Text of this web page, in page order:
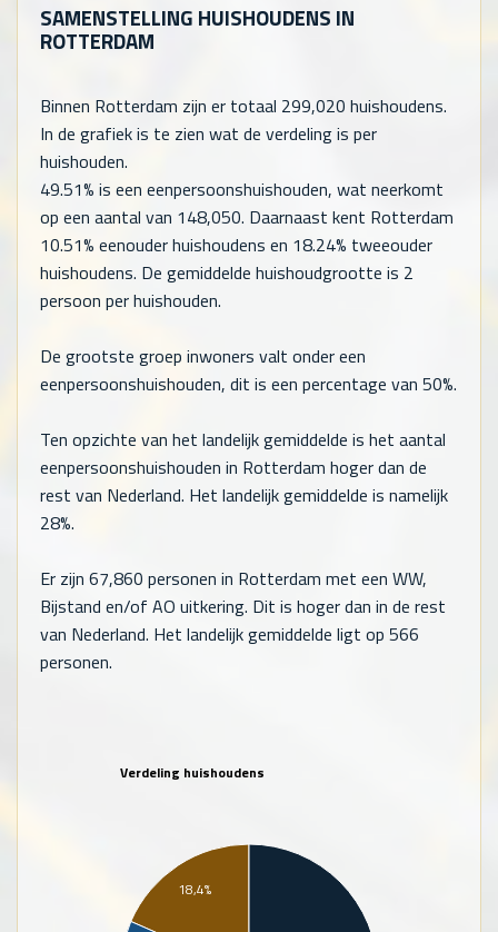
SAMENSTELLING HUISHOUDENS IN
ROTTERDAM
Binnen Rotterdam zijn er totaal 299,020 huishoudens.
In de grafiek is te zien wat de verdeling is per
huishouden.
49.51% is een eenpersoonshuishouden, wat neerkomt
op een aantal van 148,050. Daarnaast kent Rotterdam
10.51% eenouder huishoudens en 18.24% tweeouder
huishoudens. De gemiddelde huishoudgrootte is 2
persoon per huishouden.
De grootste groep inwoners valt onder een
eenpersoonshuishouden, dit is een percentage van 50%.
Ten opzichte van het landelijk gemiddelde is het aantal
eenpersoonshuishouden in Rotterdam hoger dan de
rest van Nederland. Het landelijk gemiddelde is namelijk
28%.
Er zijn 67,860 personen in Rotterdam met een WW,
Bijstand en/of AO uitkering. Dit is hoger dan in de rest
van Nederland. Het landelijk gemiddelde ligt op 566
personen.
Verdeling huishoudens
18,4%